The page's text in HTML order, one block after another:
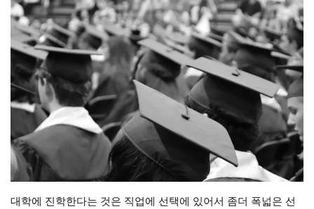
대학에 진학한다는 것은 직업에 선택에 있어서 좀더 폭넓은 선